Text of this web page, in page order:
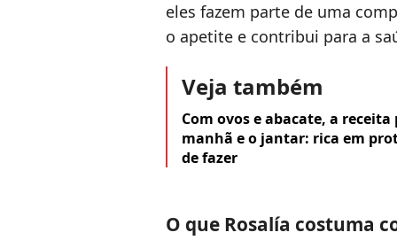
eles fazem parte de uma
o apetite e contribui para a
Veja também
Com ovos e abacate, a
manhã e o jantar: rica em
de fazer
O que Rosalía costuma